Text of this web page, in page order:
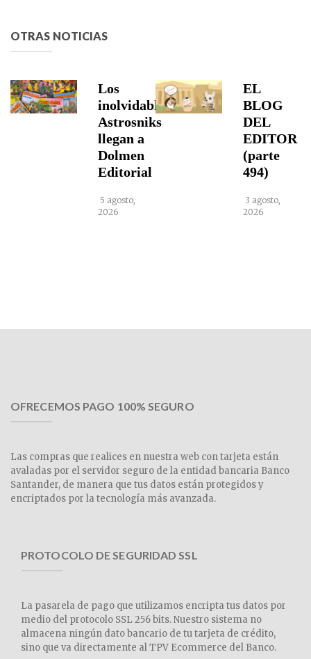
OTRAS NOTICIAS
Los
inolvidables
Astrosniks
llegan a
Dolmen
Editorial
5 agosto,
2026
EL
BLOG
DEL
EDITOR
(parte
494)
3 agosto,
2026
OFRECEMOS PAGO 100% SEGURO
Las compras que realices en nuestra web con tarjeta están
avaladas por el servidor seguro de la entidad bancaria Banco
Santander, de manera que tus datos están protegidos y
encriptados por la tecnología más avanzada.
PROTOCOLO DE SEGURIDAD SSL
La pasarela de pago que utilizamos encripta tus datos por
medio del protocolo SSL 256 bits. Nuestro sistema no
almacena ningún dato bancario de tu tarjeta de crédito,
sino que va directamente al TPV Ecommerce del Banco.